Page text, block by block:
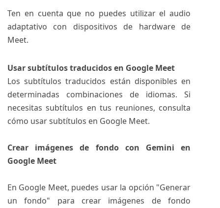
Ten en cuenta que no puedes utilizar el audio
adaptativo con dispositivos de hardware de
Meet.
Usar subtítulos traducidos en Google Meet
Los subtítulos traducidos están disponibles en
determinadas combinaciones de idiomas. Si
necesitas subtítulos en tus reuniones, consulta
cómo usar subtítulos en Google Meet.
Crear imágenes de fondo con Gemini en
Google Meet
En Google Meet, puedes usar la opción "Generar
un fondo" para crear imágenes de fondo